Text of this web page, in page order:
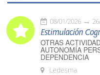
08/01/2026
Estimulación
OTRAS
AUTONOMÍA
DEPENDENCIA
Ledesma